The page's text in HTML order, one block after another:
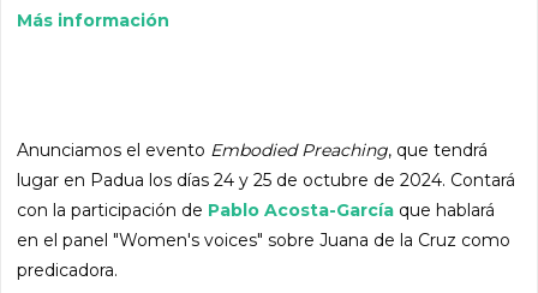
Más información
Anunciamos el evento Embodied Preaching, que tendrá
lugar en Padua los días 24 y 25 de octubre de 2024. Contará
con la participación de Pablo Acosta-García que hablará
en el panel "Women's voices" sobre Juana de la Cruz como
predicadora.